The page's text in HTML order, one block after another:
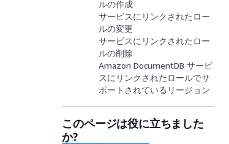
ルの作成
サービスにリンクされたロー
ルの変更
サービスにリンクされたロー
ルの削除
Amazon DocumentDB サービ
スにリンクされたロールでサ
ポートされているリージョン
このページは役に立ちました
か?